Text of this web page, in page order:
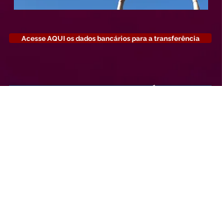
Acesse AQUI os dados bancários para a transferência